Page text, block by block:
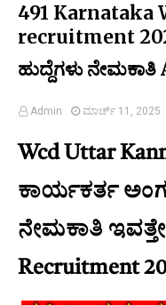
491 Karnataka
recruitment
ಹುದ್ದೆಗಳು
Admin ಮಾರ್ಚ್ 11, 2025
Wcd Uttar
ಕಾರ್ಯಕರ್ತ
ನೇಮಕಾತಿ
Recruitment